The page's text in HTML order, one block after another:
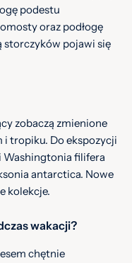
podestu
oraz podłogę
storczyków pojawi się
zobaczą zmienione
tropiku. Do ekspozycji
filifera
antarctica. Nowe
kolekcje.
wakacji?
chętnie